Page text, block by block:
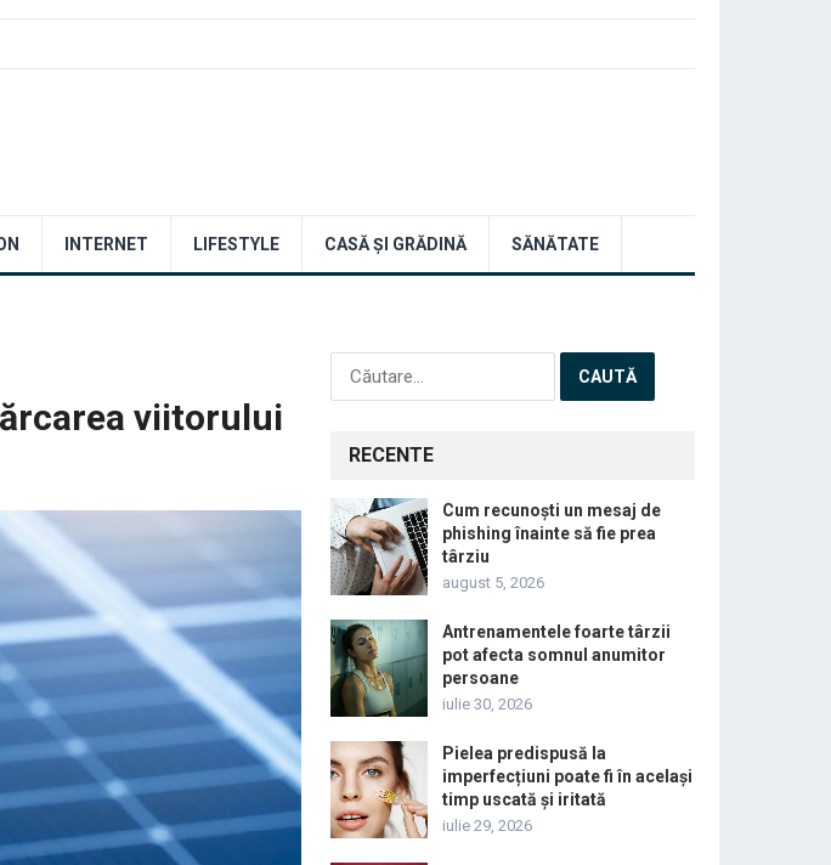
INTERNET LIFESTYLE CASĂ ȘI GRĂDINĂ SĂNĂTATE
viitorului
Caută
după:
RECENTE
Cum recunoști un mesaj de
phishing înainte să fie prea
târziu
august 5, 2026
Antrenamentele foarte târzii
pot afecta somnul anumitor
persoane
iulie 30, 2026
Pielea predispusă la
imperfecțiuni poate fi în același
timp uscată și iritată
iulie 29, 2026